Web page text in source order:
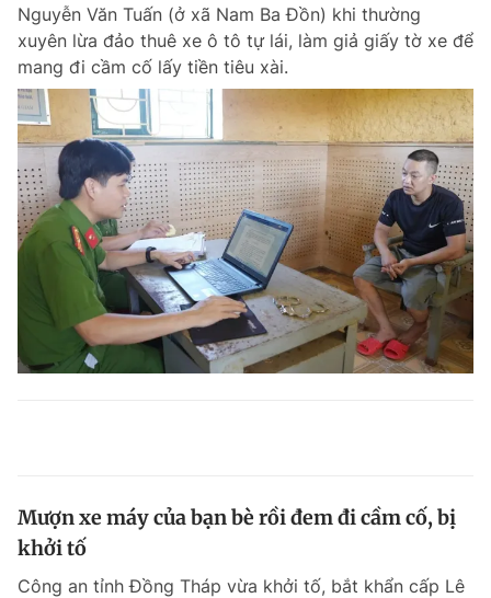
Nguyễn Văn Tuấn (ở xã Nam Ba Đồn) khi thường
xuyên lừa đảo thuê xe ô tô tự lái, làm giả giấy tờ xe để
mang đi cầm cố lấy tiền tiêu xài.
Mượn xe máy của bạn bè rồi đem đi cầm cố, bị
khởi tố
Công an tỉnh Đồng Tháp vừa khởi tố, bắt khẩn cấp Lê